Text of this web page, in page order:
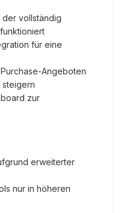
der vollständig
für eine
Angeboten
steigern
zur
erweiterter
nur in höheren